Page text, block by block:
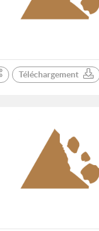
Téléchargement